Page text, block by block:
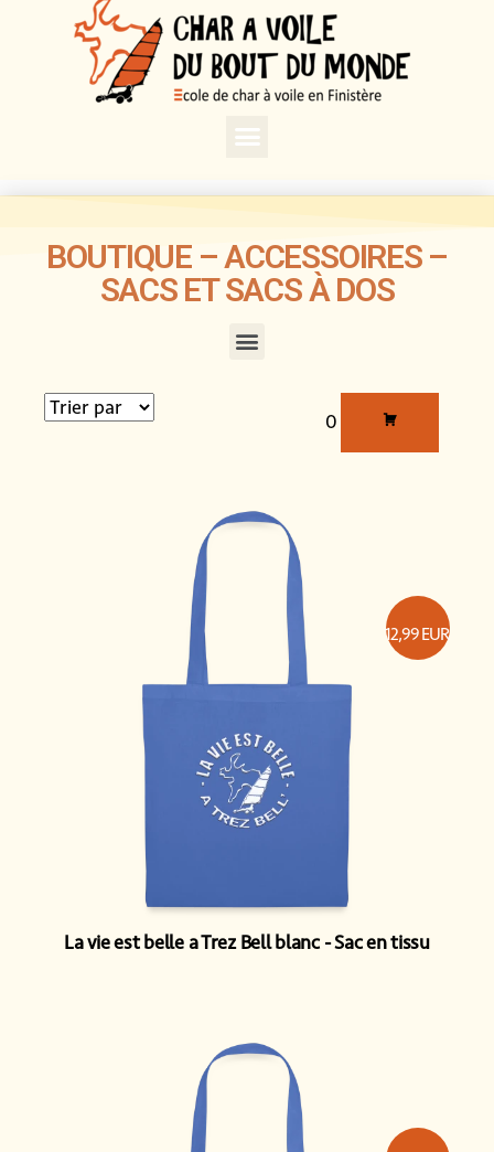
BOUTIQUE – ACCESSOIRES –
SACS ET SACS À DOS
0
La vie est belle a Trez Bell blanc Sac en tissu
12,99EUR